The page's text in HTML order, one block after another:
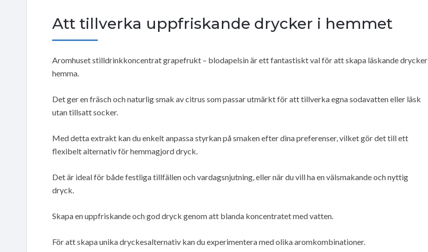
Att tillverka uppfriskande drycker i hemmet
Aromhuset stilldrinkkoncentrat grapefrukt – blodapelsin är ett fantastiskt val för att skapa läskande drycker
hemma.
Det ger en fräsch och naturlig smak av citrus som passar utmärkt för att tillverka egna sodavatten eller läsk
utan tillsatt socker.
Med detta extrakt kan du enkelt anpassa styrkan på smaken efter dina preferenser, vilket gör det till ett
flexibelt alternativ för hemmagjord dryck.
Det är ideal för både festliga tillfällen och vardagsnjutning, eller när du vill ha en välsmakande och nyttig
dryck.
Skapa en uppfriskande och god dryck genom att blanda koncentratet med vatten.
För att skapa unika dryckesalternativ kan du experimentera med olika aromkombinationer.